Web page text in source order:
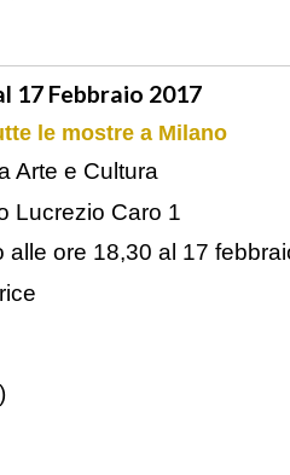
17 Febbraio 2017
le mostre a Milano
Arte e Cultura
Lucrezio Caro 1
alle ore 18,30 al 17